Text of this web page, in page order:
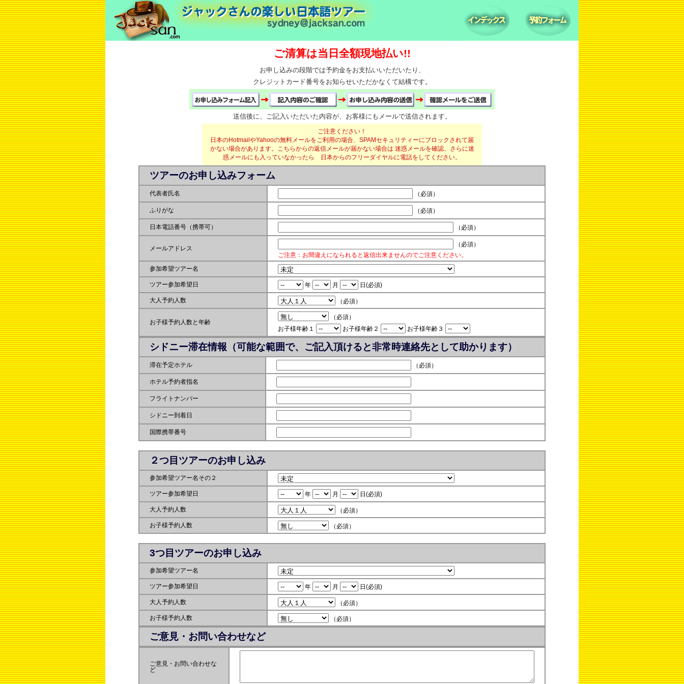
ご清算は当日全額現地払い!!
お申し込みの段階では予約金をお支払いいただいたり、
クレジットカード番号をお知らせいただかなくて結構です。
送信後に、ご記入いただいた内容が、お客様にもメールで送信されます。
ご注意ください！
日本のHotmailやYahooの無料メールをご利用の場合、SPAMセキュリティーにブロックされて届
かない場合があります。こちらからの返信メールが届かない場合は 迷惑メールを確認、さらに迷
惑メールにも入っていなかったら 日本からのフリーダイヤルに電話をしてください。
ツアーのお申し込みフォーム
代表者氏名 （必須）
ふりがな （必須）
日本電話番号（携帯可） （必須）
メールアドレス
（必須）
ご注意：お間違えになられると返信出来ませんのでご注意ください。
参加希望ツアー名
ツアー参加希望日 年 月 日 (必須)
大人予約人数 （必須）
お子様予約人数と年齢
（必須）
お子様年齢１
お子様年齢２ お子様年齢３
シドニー滞在情報（可能な範囲で、ご記入頂けると非常時連絡先として助かります）
滞在予定ホテル （必須）
ホテル予約者指名
フライトナンバー
シドニー到着日
国際携帯番号
２つ目ツアーのお申し込み
参加希望ツアー名その２
ツアー参加希望日 年 月 日 (必須)
大人予約人数 （必須）
お子様予約人数 （必須）
3つ目ツアーのお申し込み
参加希望ツアー名
ツアー参加希望日 年 月 日 (必須)
大人予約人数 （必須）
お子様予約人数 （必須）
ご意見・お問い合わせなど
ご意見・お問い合わせな
ど